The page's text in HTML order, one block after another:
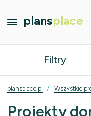
plansplace
Filtry
plansplace.pl / Wszystkie
Projekty